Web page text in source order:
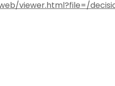
viewer.html?file=/